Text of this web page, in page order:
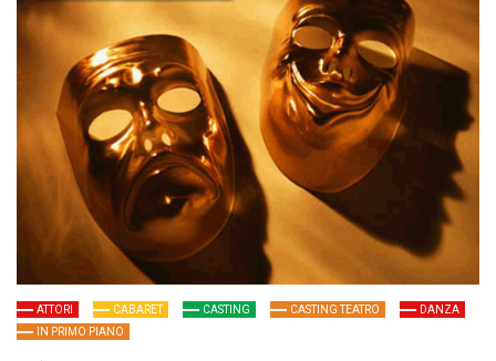
ATTORI CABARET CASTING CASTING TEATRO
DANZA
IN PRIMO PIANO